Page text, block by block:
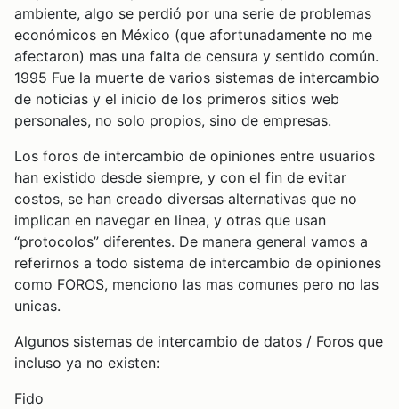
ambiente, algo se perdió por una serie de problemas
económicos en México (que afortunadamente no me
afectaron) mas una falta de censura y sentido común.
1995 Fue la muerte de varios sistemas de intercambio
de noticias y el inicio de los primeros sitios web
personales, no solo propios, sino de empresas.
Los foros de intercambio de opiniones entre usuarios
han existido desde siempre, y con el fin de evitar
costos, se han creado diversas alternativas que no
implican en navegar en linea, y otras que usan
“protocolos” diferentes. De manera general vamos a
referirnos a todo sistema de intercambio de opiniones
como FOROS, menciono las mas comunes pero no las
unicas.
Algunos sistemas de intercambio de datos / Foros que
incluso ya no existen:
Fido